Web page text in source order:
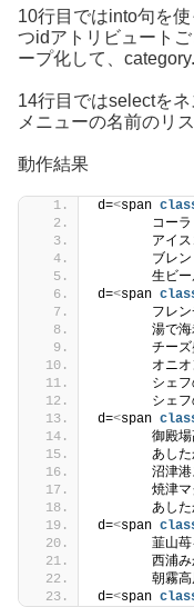
10行目ではinto句を
つidアトリビュート
ープ化して、
14行目ではselectを
メニューの名前のリ
動作結果
d=<span
       コーラ
アイス
ブレン
生ビー
d=<span
フレン
湯で海
チーズ
オニオ
シェフ
シェフ
d=<span
御殿場
あした
沼津港
焼津マ
あした
d=<span
韮山苺
西浦み
朝霧高
d=<span